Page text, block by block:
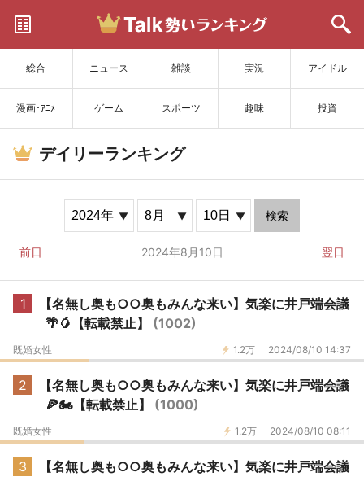
総合 ニュース 雑談 実況 アイドル
漫画･ｱﾆﾒ ゲーム スポーツ 趣味 投資
サイトを更新
デイリーランキング
検索
前日 2024年8月10日 翌日
1
【名無し奥も○○奥もみんな来い】気楽に井戸端会議
🌴🥭【転載禁止】 (1002)
1.2万 2024/08/10 14:37
既婚女性
2
【名無し奥も○○奥もみんな来い】気楽に井戸端会議
🍕🏍️【転載禁止】 (1000)
1.2万 2024/08/10 08:11
既婚女性
3
【名無し奥も○○奥もみんな来い】気楽に井戸端会議